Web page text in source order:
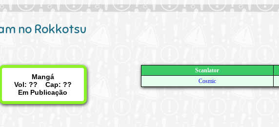
no Rokkotsu
Mangá
Vol: ?? Cap: ??
Em Publicação
Scanlator
Cosmic